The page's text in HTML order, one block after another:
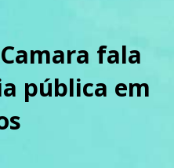
fala
pública em